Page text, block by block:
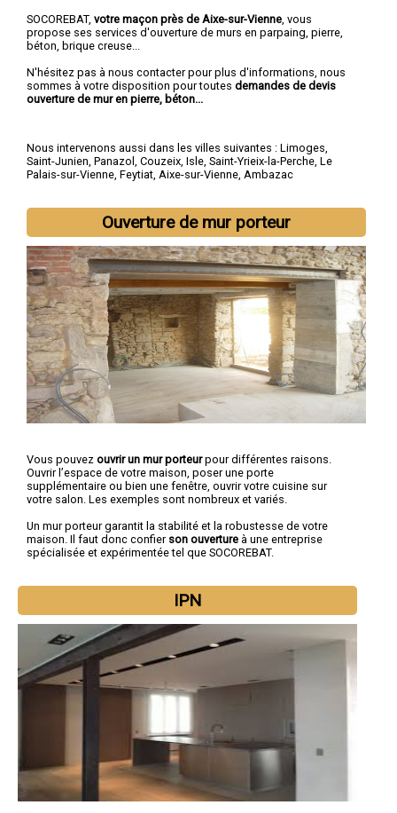
SOCOREBAT, votre maçon près de Aixe-sur-Vienne , vous
propose ses services d'ouverture de murs en parpaing, pierre,
béton, brique creuse...
N'hésitez pas à nous contacter pour plus d'informations, nous
sommes à votre disposition pour toutes demandes de devis
ouverture de mur en pierre, béton...
Nous intervenons aussi dans les villes suivantes : Limoges,
Saint-Junien, Panazol , Couzeix, Isle, Saint-Yrieix-la-Perche, Le
Palais-sur-Vienne, Feytiat, Aixe-sur-Vienne, Ambazac
Ouverture de mur porteur
Vous pouvez ouvrir un mur porteurpour différentes raisons.
Ouvrir l’espace de votre maison, poser une porte
supplémentaire ou bien une fenêtre, ouvrir votre cuisine sur
votre salon. Les exemples sont nombreux et variés.
Un mur porteur garantit la stabilité et la robustesse de votre
maison. Il faut donc confier son ouverture à une entreprise
spécialisée et expérimentée tel que SOCOREBAT.
IPN